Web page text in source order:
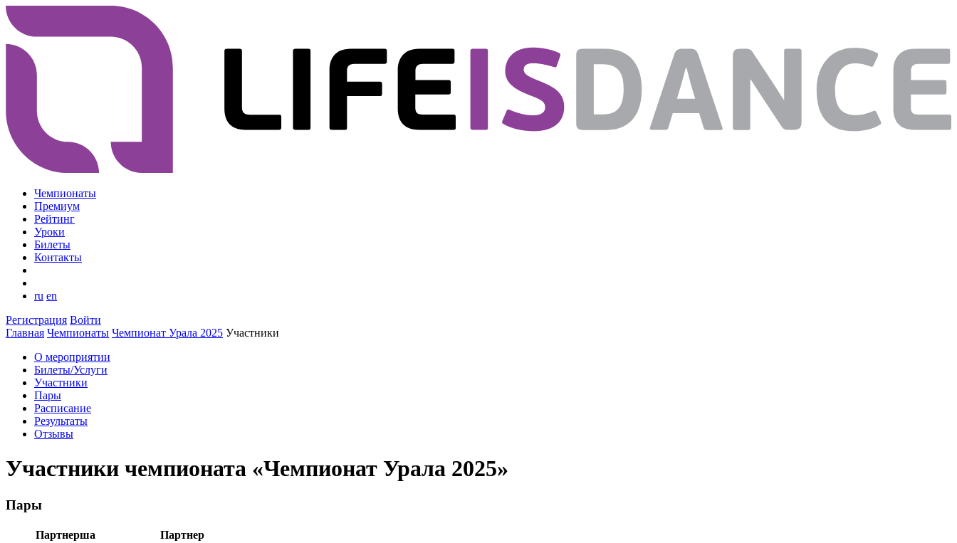
Чемпионаты
Премиум
Рейтинг
Уроки
Билеты
Контакты
ru en
Регистрация Войти
Главная Чемпионаты Чемпионат Урала 2025 Участники
О мероприятии
Билеты/Услуги
Участники
Пары
Расписание
Результаты
Отзывы
Участники чемпионата «Чемпионат Урала 2025»
Пары
Партнерша
Партнер